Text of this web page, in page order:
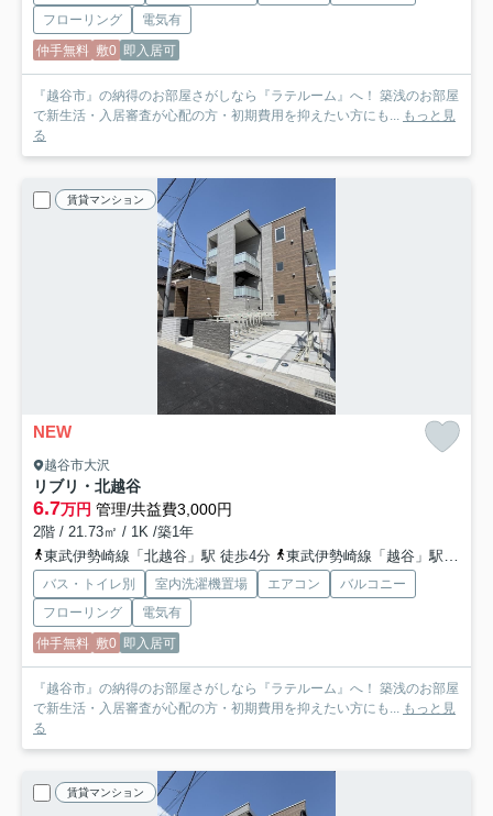
フローリング
電気有
仲手無料 敷0 即入居可
『越谷市』の納得のお部屋さがしなら『ラテルーム』へ！ 築浅のお部屋
で新生活・入居審査が心配の方・初期費用を抑えたい方にも...
もっと見
る
賃貸マンション
NEW
越谷市大沢
リブリ・北越谷
6.7万円 管理/共益費3,000円
2階 / 21.73㎡ / 1K /築1年
東武伊勢崎線「北越谷」駅 徒歩4分
東武伊勢崎線「越谷」駅 徒歩20分
バス・トイレ別 室内洗濯機置場 エアコン
バルコニー
フローリング
電気有
仲手無料 敷0 即入居可
『越谷市』の納得のお部屋さがしなら『ラテルーム』へ！ 築浅のお部屋
で新生活・入居審査が心配の方・初期費用を抑えたい方にも... もっと見
る
賃貸マンション